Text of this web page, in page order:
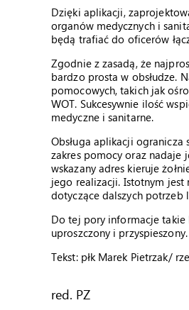
Dzięki aplikacji,
organów medycznych i
będą trafiać do oficerów
Zgodnie z zasadą, że
bardzo prosta w obsłudze.
pomocowych, takich jak
WOT. Sukcesywnie ilość
medyczne i sanitarne.
Obsługa aplikacji
zakres pomocy oraz nadaje
wskazany adres kieruje
jego realizacji. Istotnym
dotyczące dalszych potrzeb
Do tej pory informacje takie
uproszczony i przyspieszony.
Tekst: płk Marek Pietrzak/
red. PZ